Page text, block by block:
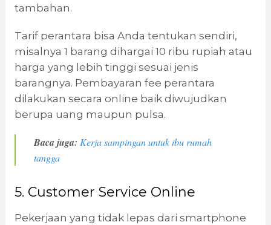
tambahan.
Tarif perantara bisa Anda tentukan sendiri,
misalnya 1 barang dihargai 10 ribu rupiah atau
harga yang lebih tinggi sesuai jenis
barangnya. Pembayaran fee perantara
dilakukan secara online baik diwujudkan
berupa uang maupun pulsa.
Baca juga: Kerja sampingan untuk ibu rumah
tangga
5. Customer Service Online
Pekerjaan yang tidak lepas dari smartphone